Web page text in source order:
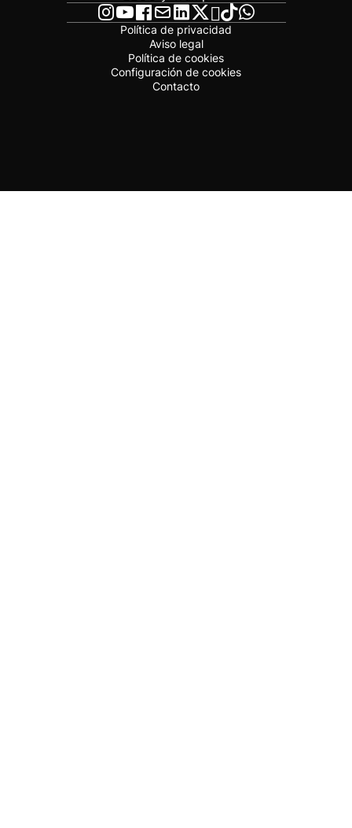
Política de privacidad
Aviso legal
Política de cookies
Configuración de cookies
Contacto